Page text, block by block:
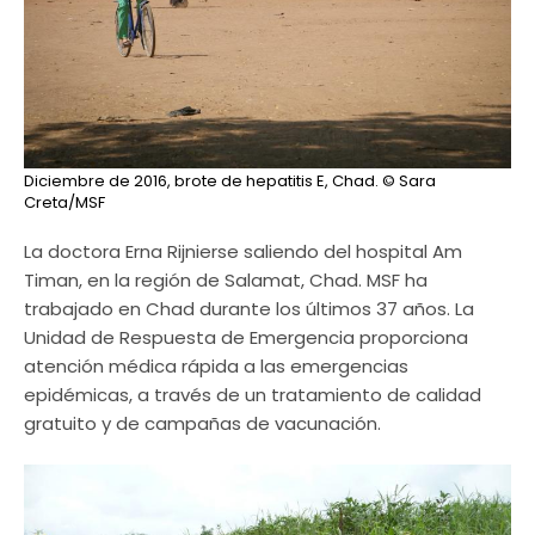
Diciembre de 2016, brote de hepatitis E, Chad. © Sara
Creta/MSF
La doctora Erna Rijnierse saliendo del hospital Am
Timan, en la región de Salamat, Chad. MSF ha
trabajado en Chad durante los últimos 37 años. La
Unidad de Respuesta de Emergencia proporciona
atención médica rápida a las emergencias
epidémicas, a través de un tratamiento de calidad
gratuito y de campañas de vacunación.